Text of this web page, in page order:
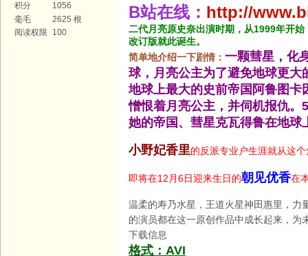
积分
1056
毫毛
2625 根
阅读权限
100
B站在线： http://
二代月亮原史奈出演时期，从1999年开
改订版就此诞生。
简单地介绍一下剧情： 一颗彗星，化
球，月亮公主为了避免地球更
地球上最大的史前帝国阿鲁图卡
憎恨着月亮公主，并伺机报仇。
她的帝国、彗星克瓦得鲁在地
小野妃香里的反派专业户生涯就从这
即将在12月6日迎来生日的朝见优香在
温柔的寿乃水星，王道火星神田惠里，力
的演员都在这一原创作品中成长起来，
下载信息
格式：AVI